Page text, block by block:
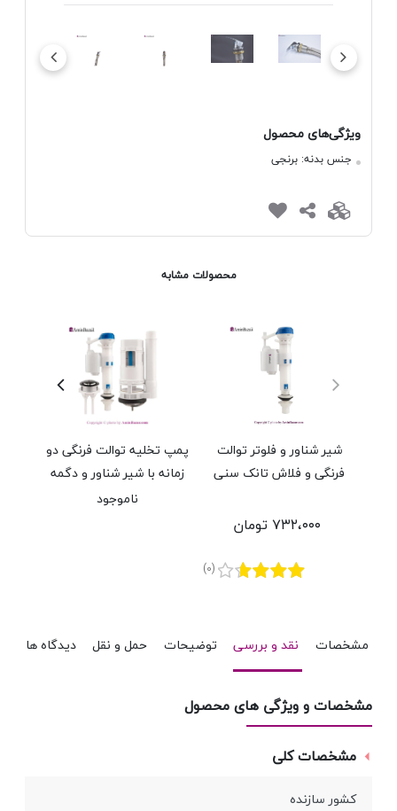
ویژگی‌های محصول
جنس بدنه:برنجی
محصولات مشابه
شیر شناور و فلوتر توالت
فرنگی و فلاش تانک سنی
کف مدل نیکا
۷۳۲،۰۰۰ تومان
(0)
پمپ تخلیه توالت فرنگی دو
زمانه با شیر شناور و دگمه
48 میلی سنی پلاستیک
ناموجود
مشخصات نقد و بررسی توضیحات حمل و نقل دیدگاه ها
مشخصات و ویژگی های محصول
مشخصات کلی
کشور سازنده